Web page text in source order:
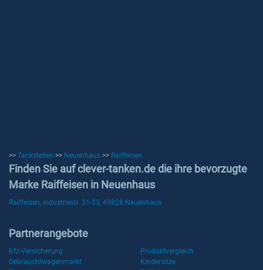
>> Tankstellen >> Neuenhaus >> Raiffeisen
Finden Sie auf clever-tanken.de die ihre bevorzugte
Marke Raiffeisen in Neuenhaus
Raiffeisen, Industriestr. 31-33, 49828 Neuenhaus
Partnerangebote
Kfz-Versicherung
Produktvergleich
Gebrauchtwagenmarkt
Kindersitze